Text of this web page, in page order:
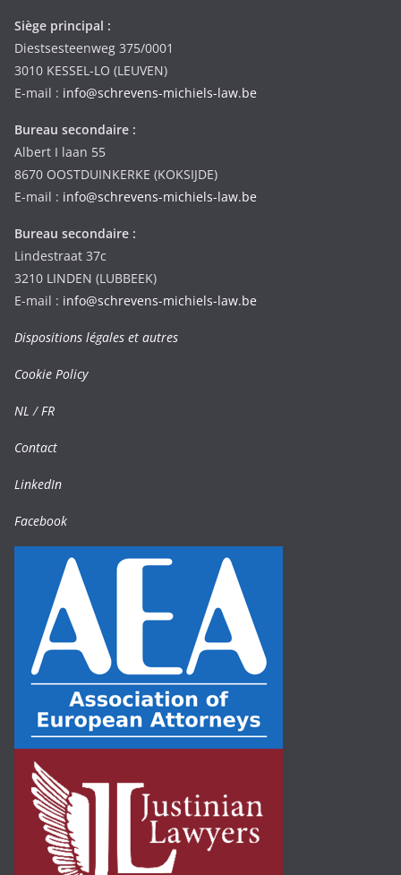
Siège principal :
Diestsesteenweg 375/0001
3010 KESSEL-LO (LEUVEN)
E-mail : info@schrevens-michiels-law.be
Bureau secondaire :
Albert I laan 55
8670 OOSTDUINKERKE (KOKSIJDE)
E-mail : info@schrevens-michiels-law.be
Bureau secondaire :
Lindestraat 37c
3210 LINDEN (LUBBEEK)
E-mail : info@schrevens-michiels-law.be
Dispositions légales et autres
Cookie Policy
NL /FR
Contact
LinkedIn
Facebook